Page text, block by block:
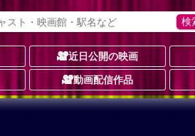
近日公開の映画
動画配信作品